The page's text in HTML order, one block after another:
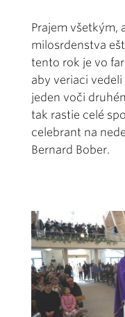
Prajem všetkým,
milosrdenstva
tento rok je vo
aby veriaci
jeden voči
tak rastie celé
celebrant na
Bernard Bober.